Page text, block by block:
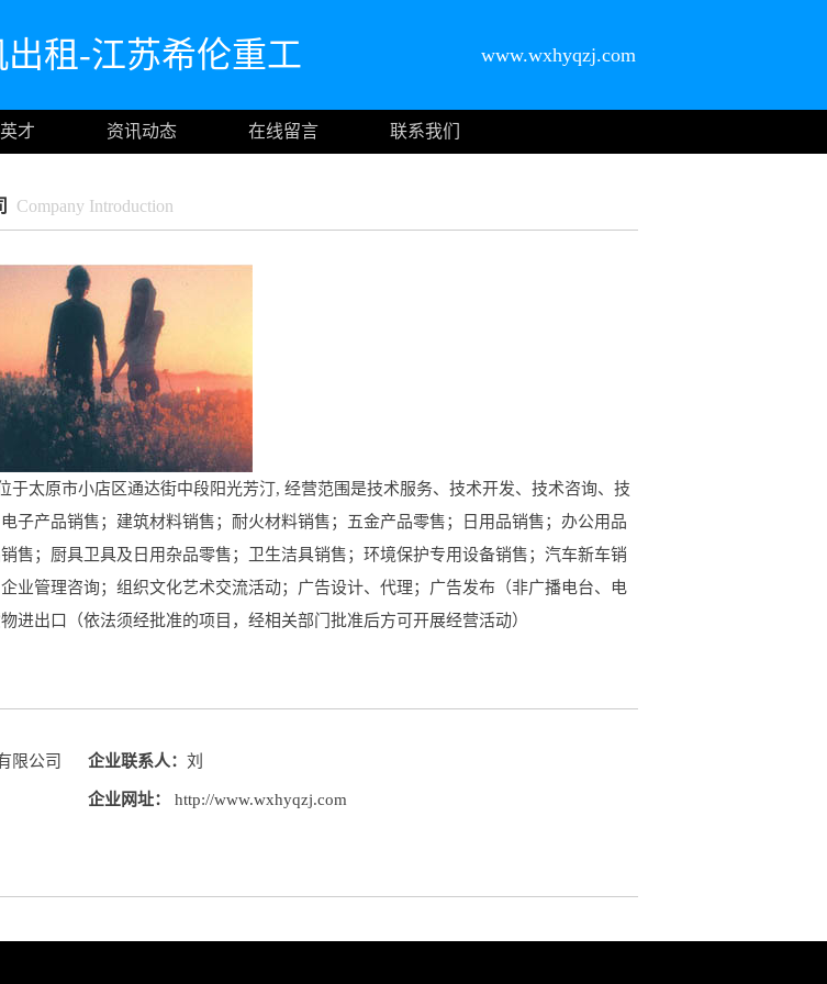
租-江苏希伦重工 www.wxhyqzj.com
才 资讯动态 在线留言
联系我们
Company Introduction
太原市小店区通达街中段阳光芳汀, 经营范围是技术服务、技术开发、技术咨询、技
子产品销售；建筑材料销售；耐火材料销售；五金产品零售；日用品销售；办公用品
售；厨具卫具及日用杂品零售；卫生洁具销售；环境保护专用设备销售；汽车新车销
业管理咨询；组织文化艺术交流活动；广告设计、代理；广告发布（非广播电台、电
出口（依法须经批准的项目，经相关部门批准后方可开展经营活动）
限公司 企业联系人： 刘
企业网址： http://www.wxhyqzj.com